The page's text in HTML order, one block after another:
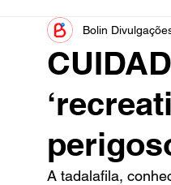
Informe Publicitário
Acidente Tecnologia
Nota de
Bolin
A tadalafila,